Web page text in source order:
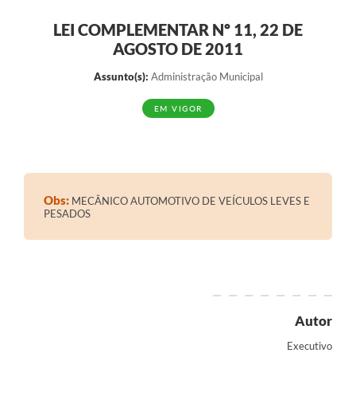
A Prefeitura
Arquivos para Download
LEI COMPLEMENTAR Nº 11, 22 DE
AGOSTO DE 2011
Assunto(s): Administração Municipal
EM VIGOR
Obs: MECÂNICO AUTOMOTIVO DE VEÍCULOS LEVES E
PESADOS
Autor
Executivo